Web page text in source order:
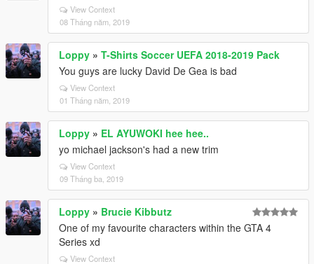
View Context
08 Tháng năm, 2019
Loppy » T-Shirts Soccer UEFA 2018-2019 Pack
You guys are lucky David De Gea is bad
View Context
01 Tháng năm, 2019
Loppy » EL AYUWOKI hee hee..
yo michael jackson's had a new trim
View Context
09 Tháng ba, 2019
Loppy » Brucie Kibbutz
One of my favourite characters within the GTA 4
Series xd
View Context